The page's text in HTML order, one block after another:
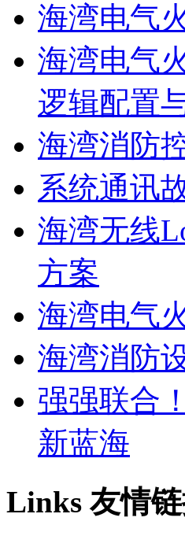
海湾电气
海湾电气
逻辑配置
海湾消防
系统通讯
海湾无线
方案
海湾电气
海湾消防
强强联合
新蓝海
Links友情